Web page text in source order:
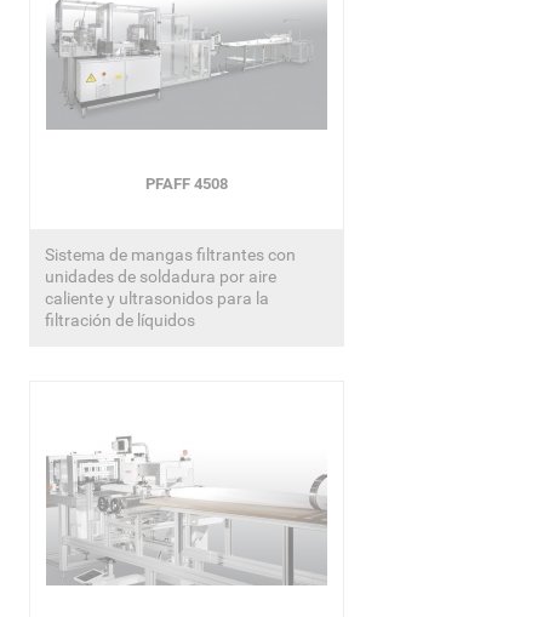
PFAFF 4508
Sistema de mangas filtrantes con
unidades de soldadura por aire
caliente y ultrasonidos para la
filtración de líquidos